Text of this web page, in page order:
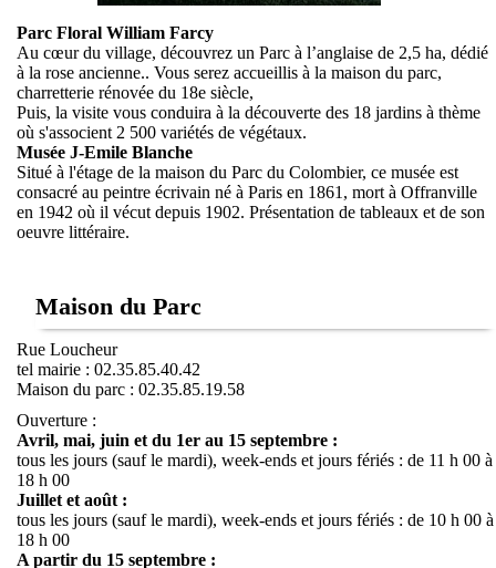
Parc Floral William Farcy
Au cœur du village, découvrez un Parc à l’anglaise de 2,5 ha, dédié
à la rose ancienne.. Vous serez accueillis à la maison du parc,
charretterie rénovée du 18e siècle,
Puis, la visite vous conduira à la découverte des 18 jardins à thème
où s'associent 2 500 variétés de végétaux.
Musée J-Emile Blanche
Situé à l'étage de la maison du Parc du Colombier, ce musée est
consacré au peintre écrivain né à Paris en 1861, mort à Offranville
en 1942 où il vécut depuis 1902. Présentation de tableaux et de son
oeuvre littéraire.
Maison du Parc
Rue Loucheur
tel mairie : 02.35.85.40.42
Maison du parc : 02.35.85.19.58
Ouverture :
Avril, mai, juin et du 1er au 15 septembre :
tous les jours (sauf le mardi), week-ends et jours fériés : de 11 h 00 à
18 h 00
Juillet et août :
tous les jours (sauf le mardi), week-ends et jours fériés : de 10 h 00 à
18 h 00
A partir du 15 septembre :